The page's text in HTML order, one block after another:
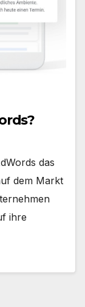
das
dem Markt
ihre